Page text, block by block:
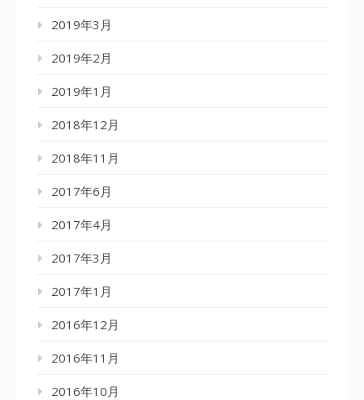
2019年3月
2019年2月
2019年1月
2018年12月
2018年11月
2017年6月
2017年4月
2017年3月
2017年1月
2016年12月
2016年11月
2016年10月